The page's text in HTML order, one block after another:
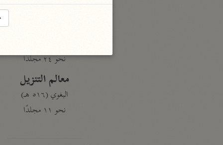
نحو ١٩ مجلدًا
الجامع لأحكام القرآن
نحو ٢٤ مجلدًا
معالم التنزيل
البغوي (٥١٦ هـ)
نحو ١١ مجلدًا